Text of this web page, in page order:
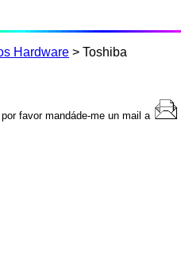
Hardware > Toshiba
favor mandáde-me un mail a